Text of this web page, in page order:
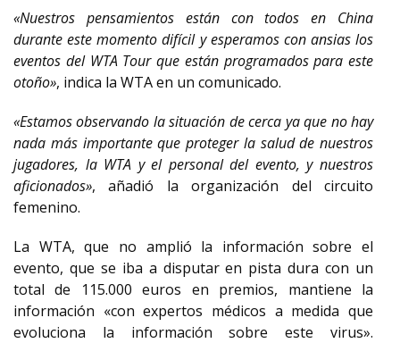
«Nuestros pensamientos están con todos en China
durante este momento difícil y esperamos con ansias los
eventos del WTA Tour que están programados para este
otoño», indica la WTA en un comunicado.
«Estamos observando la situación de cerca ya que no hay
nada más importante que proteger la salud de nuestros
jugadores, la WTA y el personal del evento, y nuestros
aficionados», añadió la organización del circuito
femenino.
La WTA, que no amplió la información sobre el
evento, que se iba a disputar en pista dura con un
total de 115.000 euros en premios, mantiene la
información «con expertos médicos a medida que
evoluciona la información sobre este virus».